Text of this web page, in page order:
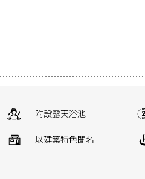
附設露天浴池
以建築特色聞名